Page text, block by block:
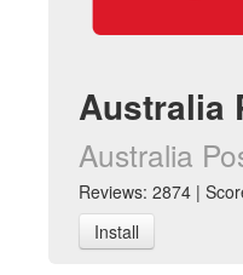
Australia
Australia
Reviews: 2874 |
Install